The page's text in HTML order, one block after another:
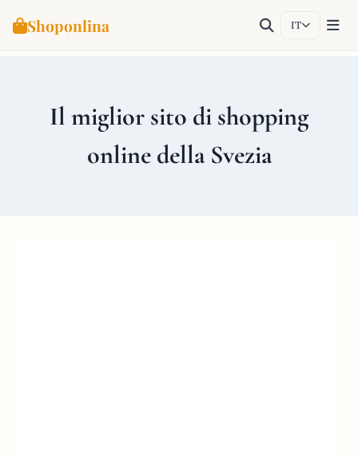
contenuto
Shoponlina IT
Il miglior sito di shopping
online della Svezia